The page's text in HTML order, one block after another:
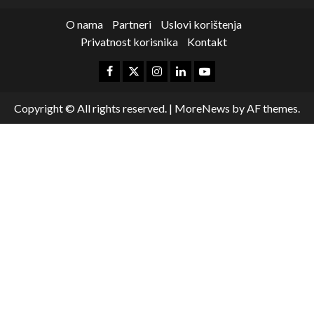
O nama Partneri
Uslovi korištenja
Privatnost korisnika
Kontakt
Copyright © All rights reserved. | MoreNews by AF themes.